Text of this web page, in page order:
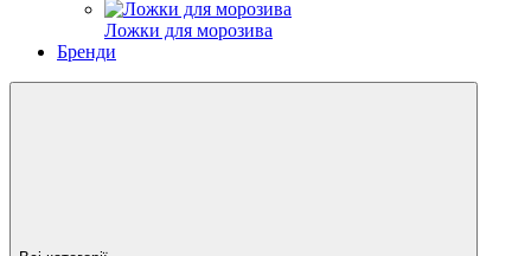
Ложки для морозива
Бренди